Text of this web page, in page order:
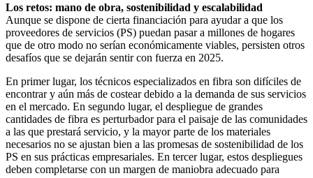
Los retos: mano de obra, sostenibilidad y escalabilidad
Aunque se dispone de cierta financiación para ayudar a que los
proveedores de servicios (PS) puedan pasar a millones de hogares
que de otro modo no serían económicamente viables, persisten otros
desafíos que se dejarán sentir con fuerza en 2025.
En primer lugar, los técnicos especializados en fibra son difíciles de
encontrar y aún más de costear debido a la demanda de sus servicios
en el mercado. En segundo lugar, el despliegue de grandes
cantidades de fibra es perturbador para el paisaje de las comunidades
a las que prestará servicio, y la mayor parte de los materiales
necesarios no se ajustan bien a las promesas de sostenibilidad de los
PS en sus prácticas empresariales. En tercer lugar, estos despliegues
deben completarse con un margen de maniobra adecuado para